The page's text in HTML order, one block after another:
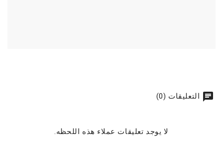
chat التعليقات (0)
لا يوجد تعليقات عملاء هذه اللحظه.